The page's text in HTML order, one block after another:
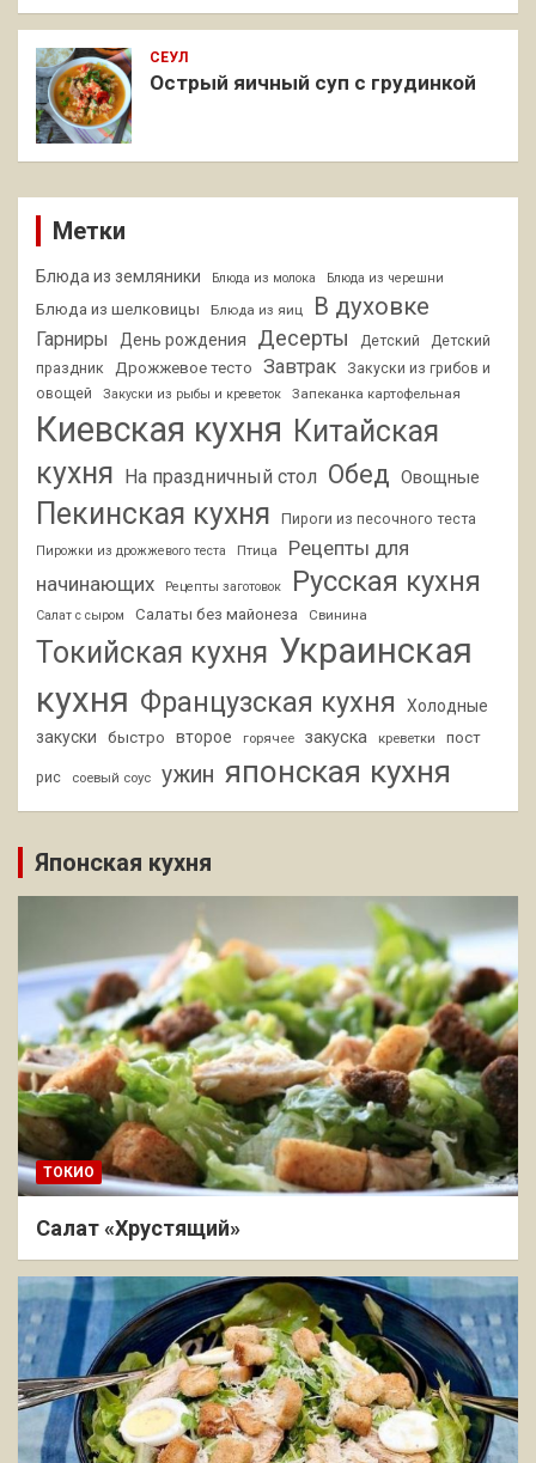
СЕУЛ
Острый яичный суп с грудинкой
Метки
Блюда из земляники Блюда из молока Блюда из черешни
Блюда из шелковицы Блюда из яиц В духовке
Гарниры День рождения Десерты Детский
Детский
праздник
Дрожжевое тесто Завтрак
Закуски из грибов и
овощей
Закуски из рыбы и креветок Запеканка картофельная
Киевская кухня Китайская
кухня
На праздничный стол Обед Овощные
Пекинская кухня Пироги из песочного теста
Пирожки из дрожжевого теста Птица
Рецепты для
начинающих
Рецепты заготовок Русская кухня
Салат с сыром Салаты без майонеза Свинина
Токийская кухня Украинская
кухня Французская кухня
Холодные
закуски
быстро второе горячее закуска креветки пост
рис соевый соус ужин японская кухня
Японская кухня
ТОКИО
Салат «Хрустящий»